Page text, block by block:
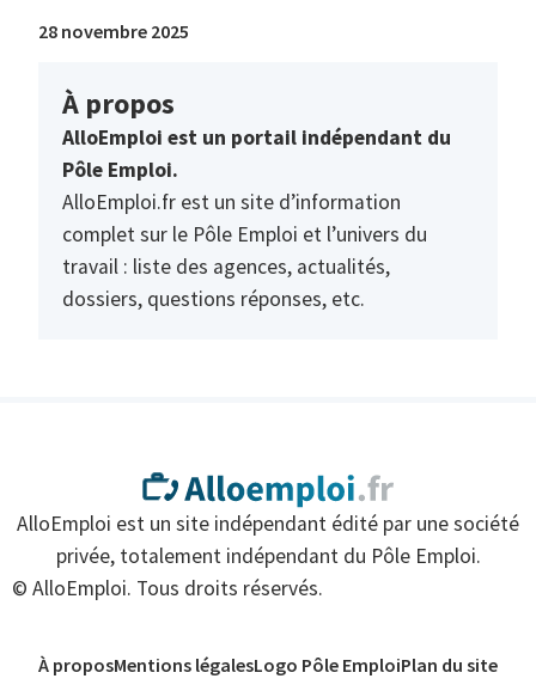
28 novembre 2025
À propos
AlloEmploi est un portail indépendant du
Pôle Emploi.
AlloEmploi.fr est un site d’information
complet sur le Pôle Emploi et l’univers du
travail : liste des agences, actualités,
dossiers, questions réponses, etc.
AlloEmploi est un site indépendant édité par une société
privée, totalement indépendant du Pôle Emploi.
© AlloEmploi. Tous droits réservés.
À proposMentions légalesLogo Pôle EmploiPlan du site